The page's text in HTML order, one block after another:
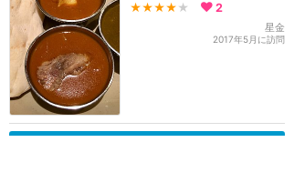
★★★★ ★ 2
星金
2017年5月に訪問